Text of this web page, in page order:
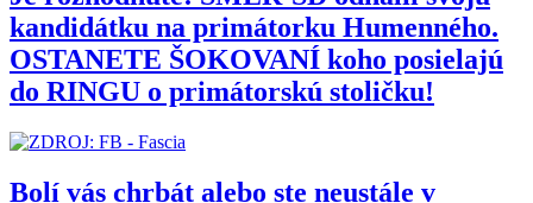
kandidátku na primátorku Humenného.
OSTANETE ŠOKOVANÍ koho posielajú
do RINGU o primátorskú stoličku!
Bolí vás chrbát alebo ste neustále v